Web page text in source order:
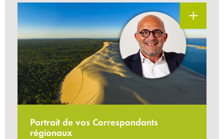
Portrait de vos Correspondants
régionaux